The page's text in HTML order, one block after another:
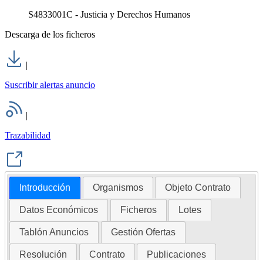
S4833001C - Justicia y Derechos Humanos
Descarga de los ficheros
|
Suscribir alertas anuncio
|
Trazabilidad
Introducción Organismos Objeto Contrato
Datos Económicos Ficheros Lotes
Tablón Anuncios Gestión Ofertas
Resolución Contrato Publicaciones